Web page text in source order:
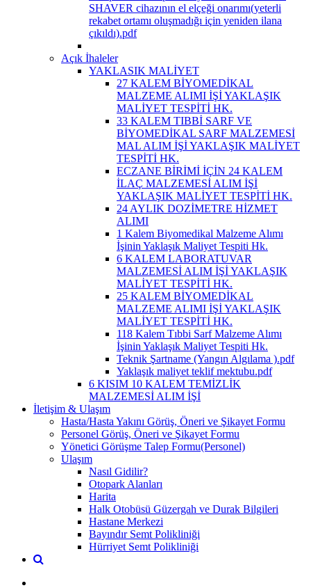
SHAVER cihazının el elçeği onarımı(yeterli
rekabet ortamı oluşmadığı için yeniden ilana
çıkıldı).pdf
Açık İhaleler
YAKLASIK MALİYET
27 KALEM BİYOMEDİKAL
MALZEME ALIMI İŞİ YAKLAŞIK
MALİYET TESPİTİ HK.
33 KALEM TIBBİ SARF VE
BİYOMEDİKAL SARF MALZEMESİ
MAL ALIM İŞİ YAKLAŞIK MALİYET
TESPİTİ HK.
ECZANE BİRİMİ İÇİN 24 KALEM
İLAÇ MALZEMESİ ALIM İŞİ
YAKLAŞIK MALİYET TESPİTİ HK.
24 AYLIK DOZİMETRE HİZMET
ALIMI
1 Kalem Biyomedikal Malzeme Alımı
İşinin Yaklaşık Maliyet Tespiti Hk.
6 KALEM LABORATUVAR
MALZEMESİ ALIM İŞİ YAKLAŞIK
MALİYET TESPİTİ HK.
25 KALEM BİYOMEDİKAL
MALZEME ALIMI İŞİ YAKLAŞIK
MALİYET TESPİTİ HK.
118 Kalem Tıbbi Sarf Malzeme Alımı
İşinin Yaklaşık Maliyet Tespiti Hk.
Teknik Şartname (Yangın Algılama ).pdf
Yaklaşık maliyet teklif mektubu.pdf
6 KISIM 10 KALEM TEMİZLİK
MALZEMESİ ALIM İŞİ
İletişim & Ulaşım
Hasta/Hasta Yakını Görüş, Öneri ve Şikayet Formu
Personel Görüş, Öneri ve Şikayet Formu
Yönetici Görüşme Talep Formu(Personel)
Ulaşım
Nasıl Gidilir?
Otopark Alanları
Harita
Halk Otobüsü Güzergah ve Durak Bilgileri
Hastane Merkezi
Bayındır Semt Polikliniği
Hürriyet Semt Polikliniği